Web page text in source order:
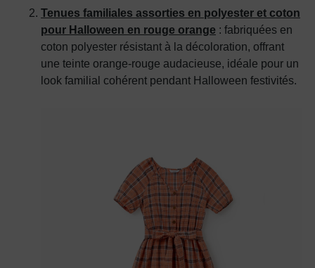
Tenues familiales assorties en polyester et coton
pour Halloween en rouge orange : fabriquées en
coton polyester résistant à la décoloration, offrant
une teinte orange-rouge audacieuse, idéale pour un
look familial cohérent pendant Halloween festivités.